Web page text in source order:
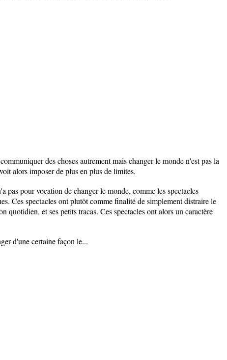
des choses autrement mais changer le monde n'est pas la
alors imposer de plus en plus de limites.
pas pour vocation de changer le monde, comme les spectacles
Ces spectacles ont plutôt comme finalité de simplement distraire le
quotidien, et ses petits tracas. Ces spectacles ont alors un caractère
d'une certaine façon le...